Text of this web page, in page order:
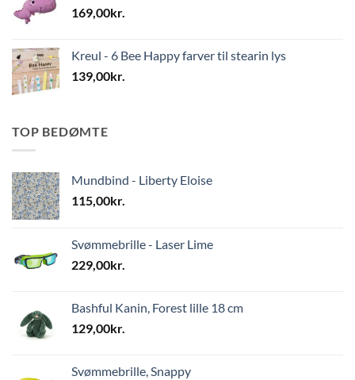
169,00kr.
Kreul - 6 Bee Happy farver til stearin lys
139,00kr.
TOP BEDØMTE
Mundbind - Liberty Eloise
115,00kr.
Svømmebrille - Laser Lime
229,00kr.
Bashful Kanin, Forest lille 18 cm
129,00kr.
Svømmebrille, Snappy